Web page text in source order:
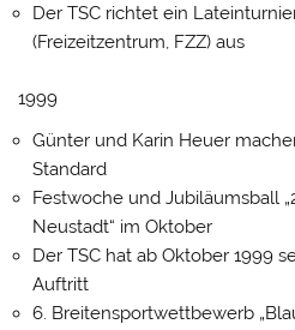
Der TSC richtet ein
(Freizeitzentrum, FZZ) aus
1999
Günter und Karin Heuer
Standard
Festwoche und Jubiläumsball
Neustadt“ im Oktober
Der TSC hat ab Oktober 1999
Auftritt
6. Breitensportwettbewerb